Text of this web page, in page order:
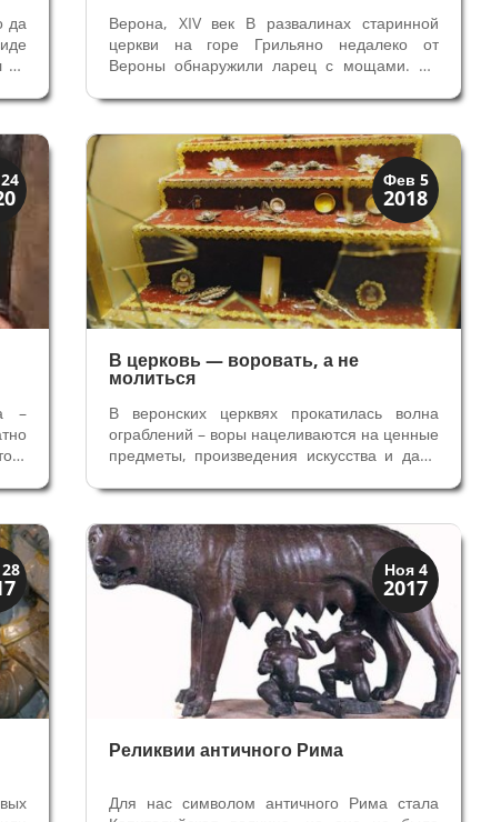
да
За
–
Верона, XIV век В развалинах старинной
церкви на горе Грильяно недалеко от
Вероны обнаружили ларец с мощами. На
Иакова (Иаков старший или Иаков Заведеев
– старший брат Иоанна Богослова).
Подробнее об этом событии читайте в...
Фев 5
2018
XIX век до наших дней
Верона
В церковь — воровать, а не
молиться
В веронских церквях прокатилась волна
ограблений – воры нацеливаются на ценные
предметы, произведения искусства и даже
Соборе Вероны, несмотря на постоянный
похитили бронзовую скульптуру Иоана...
Ноя 4
2017
Святые и реликвии
Традиции
Реликвии античного Рима
Для нас символом античного Рима стала